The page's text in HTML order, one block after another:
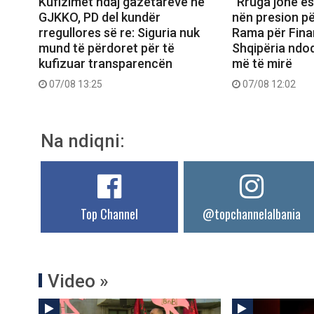
GJKKO, PD del kundër
rregullores së re: Siguria nuk
mund të përdoret për të
kufizuar transparencën
07/08 13:25
nën presion
Rama për
Shqipëria
më të mirë
07/08 12:02
Na ndiqni:
Top Channel @topchannelalbania
Video »